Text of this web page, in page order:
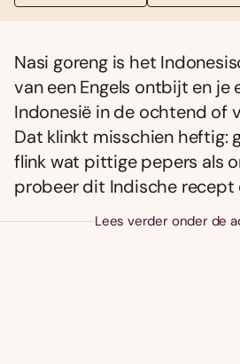
Nasi goreng is het
van een Engels ontbijt en je
Indonesië in de ochtend of
Dat klinkt misschien heftig:
flink wat pittige pepers als
probeer dit Indische recept
Lees verder onder de